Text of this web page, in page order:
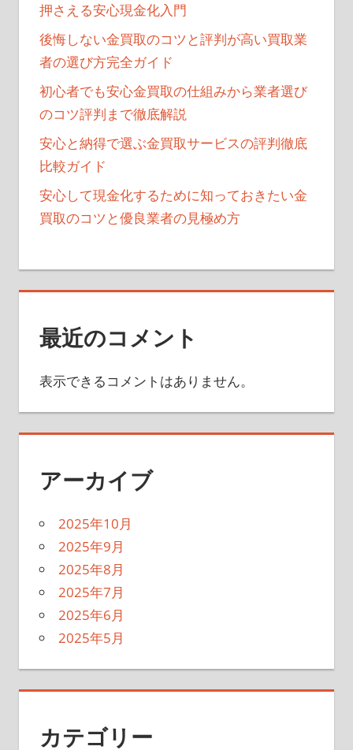
押さえる安心現金化入門
後悔しない金買取のコツと評判が高い買取業
者の選び方完全ガイド
初心者でも安心金買取の仕組みから業者選び
のコツ評判まで徹底解説
安心と納得で選ぶ金買取サービスの評判徹底
比較ガイド
安心して現金化するために知っておきたい金
買取のコツと優良業者の見極め方
最近のコメント
表示できるコメントはありません。
アーカイブ
2025年10月
2025年9月
2025年8月
2025年7月
2025年6月
2025年5月
カテゴリー